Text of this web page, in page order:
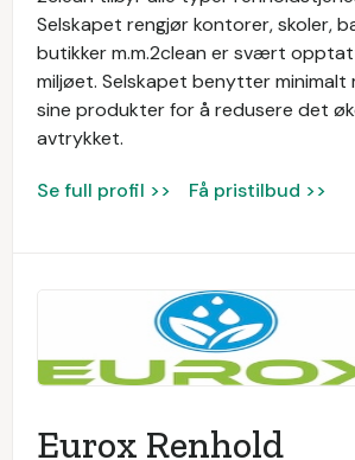
Selskapet rengjør kontorer, skoler,
butikker m.m.2clean er svært
miljøet. Selskapet benytter minimalt
sine produkter for å redusere det
avtrykket.
Se full profil >> Få pristilbud >>
Eurox Renhold